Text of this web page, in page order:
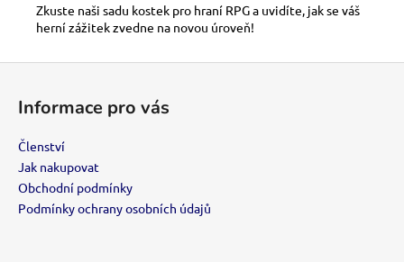
Zkuste naši sadu kostek pro hraní RPG a uvidíte, jak se váš
herní zážitek zvedne na novou úroveň!
Informace pro vás
Členství
Jak nakupovat
Obchodní podmínky
Podmínky ochrany osobních údajů